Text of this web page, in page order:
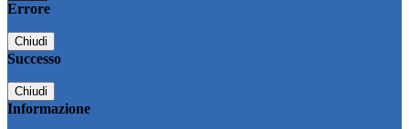
Errore
Chiudi
Successo
Chiudi
Informazione